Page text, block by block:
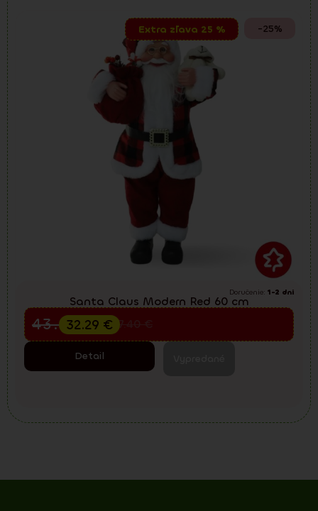
-25%
Extra zľava 25 %
Doručenie: 1-2 dni
Santa Claus Modern Red 60 cm
Predvianočný výpredaj
57.40
43.05€
32.29 €
Detail